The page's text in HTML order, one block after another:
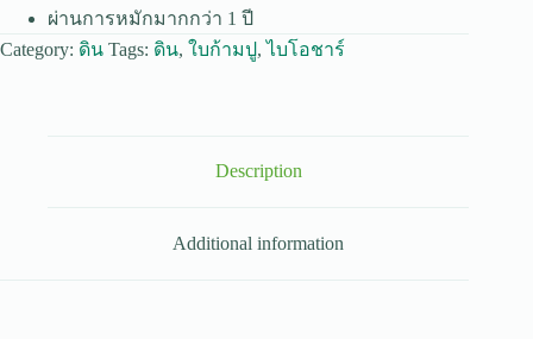
ผ่านการหมักมากกว่า 1 ปี
Category: ดิน Tags: ดิน, ใบก้ามปู,ไบโอชาร์
Description
Additional information